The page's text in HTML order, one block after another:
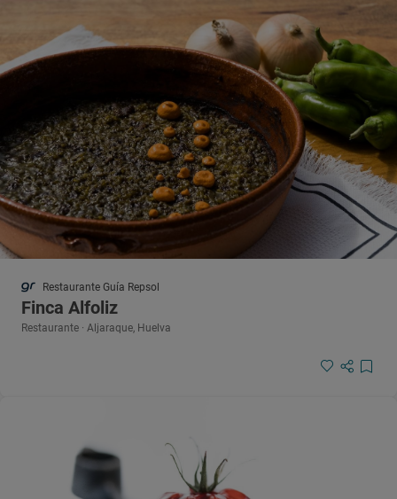
Restaurante Guía Repsol
Finca Alfoliz
Restaurante · Aljaraque, Huelva